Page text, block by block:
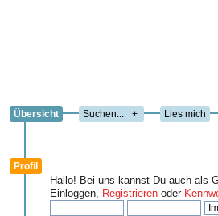
Übersicht + Lies mich
Profil
Hallo! Bei uns kannst Du auch als
Einloggen, Registrieren oder